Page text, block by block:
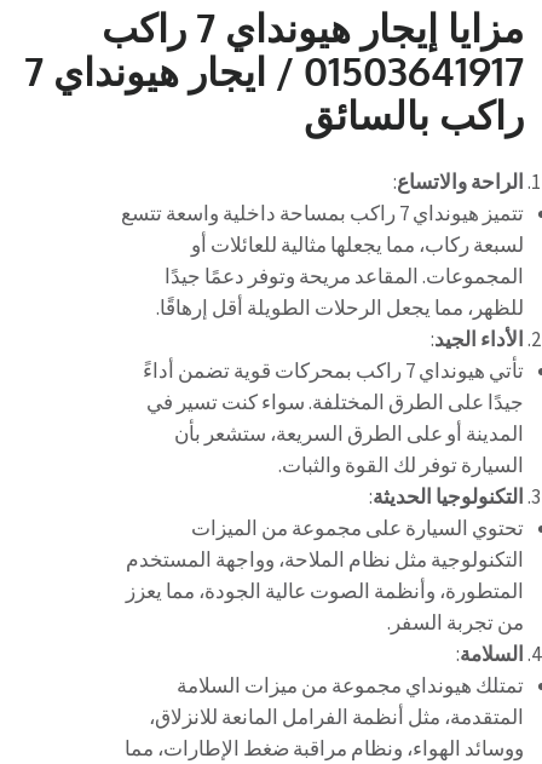
مزايا إيجار هيونداي 7 راكب
01503641917 / ايجار هيونداي 7
راكب بالسائق
الراحة والاتساع:
تتميز هيونداي 7 راكب بمساحة داخلية واسعة تتسع
لسبعة ركاب، مما يجعلها مثالية للعائلات أو
المجموعات. المقاعد مريحة وتوفر دعمًا جيدًا
للظهر، مما يجعل الرحلات الطويلة أقل إرهاقًا.
الأداء الجيد:
تأتي هيونداي 7 راكب بمحركات قوية تضمن أداءً
جيدًا على الطرق المختلفة. سواء كنت تسير في
المدينة أو على الطرق السريعة، ستشعر بأن
السيارة توفر لك القوة والثبات.
التكنولوجيا الحديثة:
تحتوي السيارة على مجموعة من الميزات
التكنولوجية مثل نظام الملاحة، وواجهة المستخدم
المتطورة، وأنظمة الصوت عالية الجودة، مما يعزز
من تجربة السفر.
السلامة:
تمتلك هيونداي مجموعة من ميزات السلامة
المتقدمة، مثل أنظمة الفرامل المانعة للانزلاق،
ووسائد الهواء، ونظام مراقبة ضغط الإطارات، مما